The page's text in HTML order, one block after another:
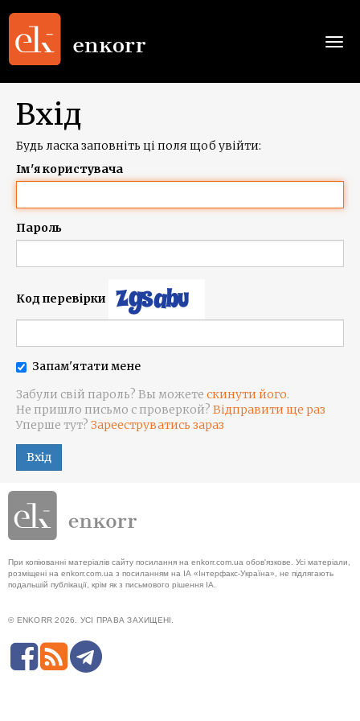
Вхід
Будь ласка заповніть ці поля щоб увійти:
Ім'я користувача
Пароль
Код перевірки
Запам'ятати мене
Забули свій пароль? Вы можете скинути його.
Не пришло письмо с проверкой? Відправити ще раз
Уперше тут? Зарееструватись зараз
Вхід
При копіюванні матеріалів сайту посилання на enkorr.com.ua обов'язкове. Усі матеріали,
розміщені на enkorr.com.ua з посиланням на ІА «Інтерфакс-Україна», не підлягають
подальшій публікації, крім як з письмового рішення ІА.
© ENKORR 2026. УСІ ПРАВА ЗАХИЩЕНІ.